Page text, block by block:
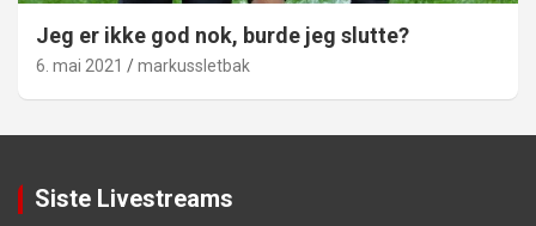
Jeg er ikke god nok, burde jeg slutte?
6. mai 2021 markussletbak
Siste Livestreams